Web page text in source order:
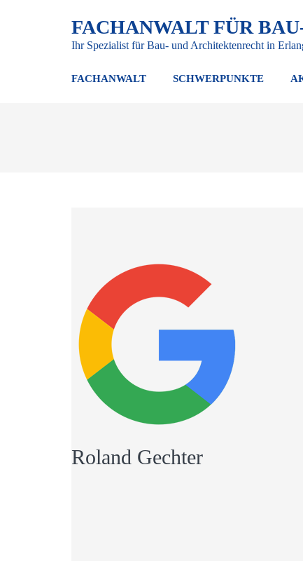
FACHANWALT FÜR
Ihr Spezialist für Bau- und Architektenrecht in
FACHANWALT SCHWERPUNKTE
Roland Gechter